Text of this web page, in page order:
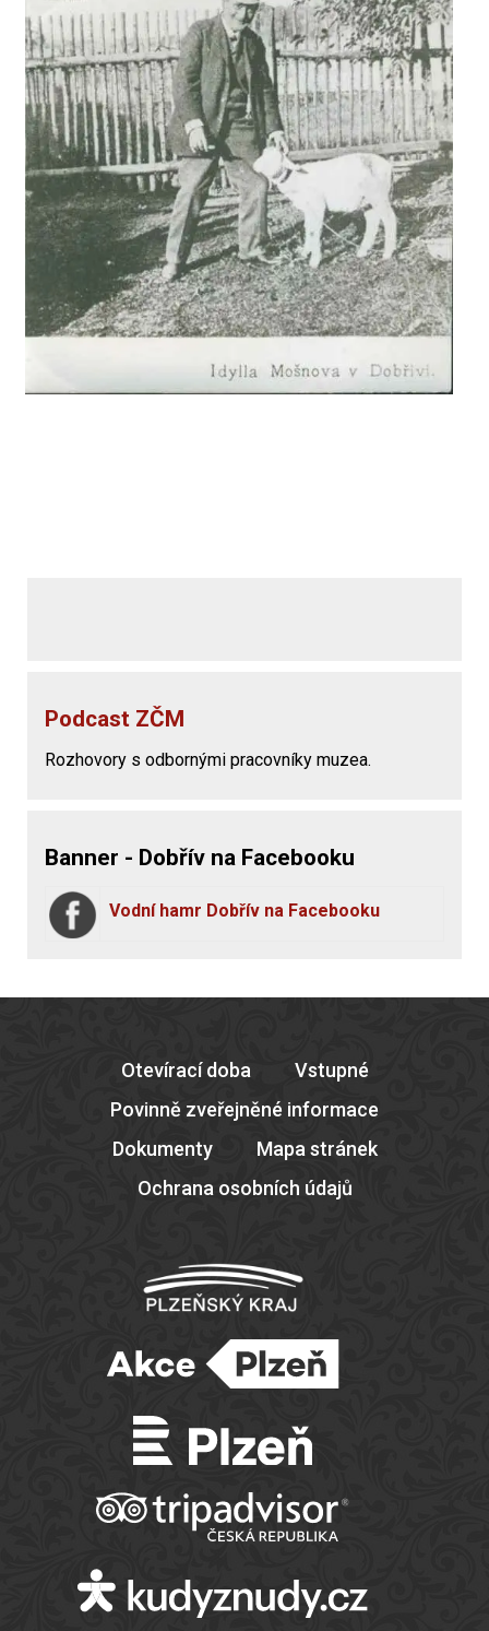
Podcast ZČM
Rozhovory s odbornými pracovníky muzea.
Banner - Dobřív na Facebooku
Vodní hamr Dobřív na Facebooku
Otevírací doba
Vstupné
Povinně zveřejněné informace
Dokumenty
Mapa stránek
Ochrana osobních údajů